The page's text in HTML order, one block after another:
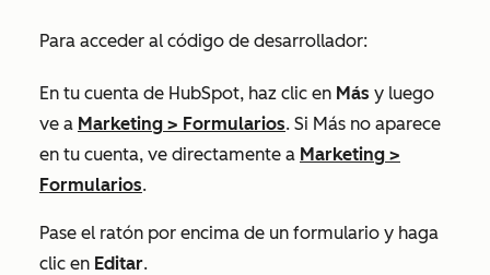
Para acceder al código de desarrollador:
En tu cuenta de HubSpot, haz clic en Más y luego
ve a Marketing > Formularios. Si Más no aparece
en tu cuenta, ve directamente a Marketing >
Formularios.
Pase el ratón por encima de un formulario y haga
clic en Editar.